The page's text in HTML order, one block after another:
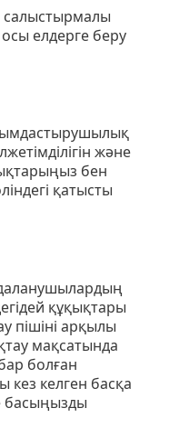
салыстырмалы
елдерге беру
және
бен
қатысты
құқықтары
пішіні арқылы
мақсатында
болған
кез келген басқа
басыңызды